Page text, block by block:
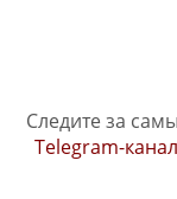
Следите за
Telegram-